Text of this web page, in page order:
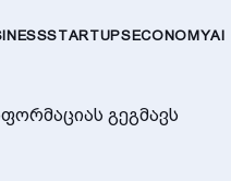
STARTUPSECONOMYAI